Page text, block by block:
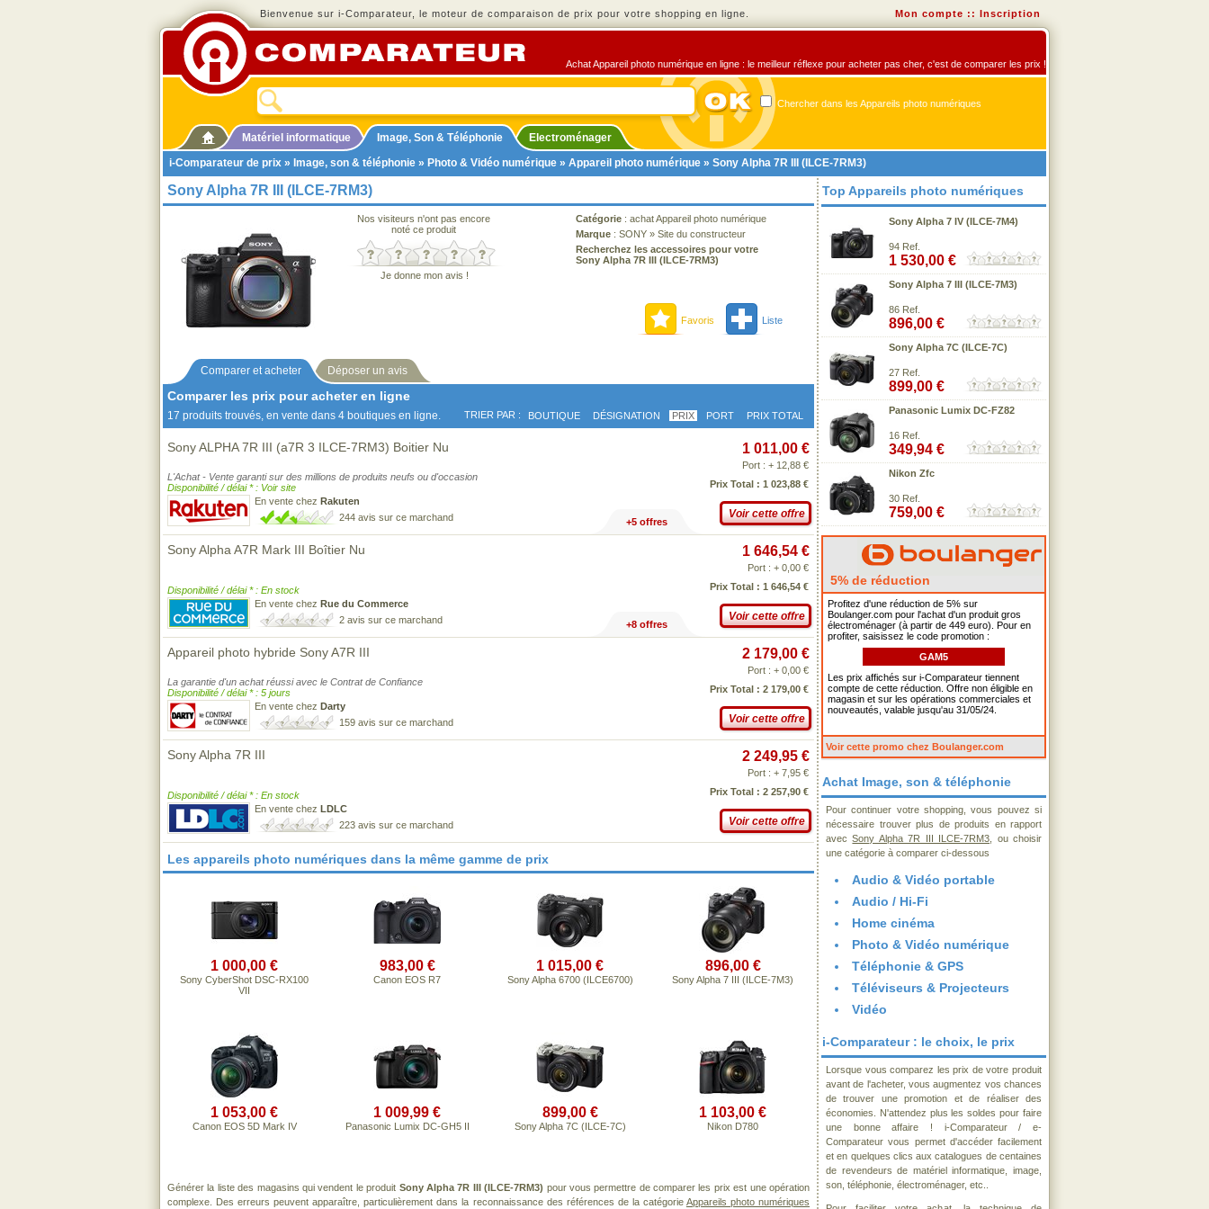
Bienvenue sur i-Comparateur, le moteur de comparaison de prix pour votre shopping en ligne. Mon compte :: Inscription
Achat Appareil photo numérique en ligne : le meilleur réflexe pour acheter pas cher, c'est de comparer les prix !
Chercher dans les Appareils photo numériques
Matériel informatique Image, Son & Téléphonie
Electroménager
i-Comparateur de prix » Image, son & téléphonie » Photo & Vidéo numérique » Appareil photo numérique » Sony Alpha 7R III (ILCE-7RM3)
Sony Alpha 7R III (ILCE-7RM3)
Nos visiteurs n'ont pas encore
noté ce produit
Je donne mon avis !
Catégorie : achat Appareil photo numérique
Marque : SONY » Site du constructeur
Recherchez les accessoires pour votre
Sony Alpha 7R III (ILCE-7RM3)
Favoris Liste
Comparer et acheter Déposer un avis
Comparer les prix pour acheter en ligne
17 produits trouvés, en vente dans 4 boutiques en ligne. TRIER PAR : BOUTIQUE DÉSIGNATION PRIX PORT PRIX TOTAL
Sony ALPHA 7R III (a7R 3 ILCE-7RM3) Boitier Nu
L'Achat - Vente garanti sur des millions de produits neufs ou d'occasion
Disponibilité / délai * : Voir site
En vente chez Rakuten
244 avis sur ce marchand
1 011,00 €
Port : + 12,88 €
Prix Total : 1 023,88 €
Voir cette offre
+5 offres
Sony Alpha A7R Mark III Boîtier Nu
Disponibilité / délai * : En stock
En vente chez Rue du Commerce
2 avis sur ce marchand
1 646,54 €
Port : + 0,00 €
Prix Total : 1 646,54 €
Voir cette offre
+8 offres
Appareil photo hybride Sony A7R III
La garantie d'un achat réussi avec le Contrat de Confiance
Disponibilité / délai * : 5 jours
En vente chez Darty
159 avis sur ce marchand
2 179,00 €
Port : + 0,00 €
Prix Total : 2 179,00 €
Voir cette offre
Sony Alpha 7R III
Disponibilité / délai * : En stock
En vente chez LDLC
223 avis sur ce marchand
2 249,95 €
Port : + 7,95 €
Prix Total : 2 257,90 €
Voir cette offre
Les appareils photo numériques dans la même gamme de prix
1 000,00 €
Sony CyberShot DSC-RX100
VII
983,00 €
Canon EOS R7
1 015,00 €
Sony Alpha 6700 (ILCE6700)
896,00 €
Sony Alpha 7 III (ILCE-7M3)
1 053,00 €
Canon EOS 5D Mark IV
1 009,99 €
Panasonic Lumix DC-GH5 II
899,00 €
Sony Alpha 7C (ILCE-7C)
1 103,00 €
Nikon D780
Générer la liste des magasins qui vendent le produit Sony Alpha 7R III (ILCE-7RM3) pour vous permettre de comparer les prix est une opération
complexe. Des erreurs peuvent apparaître, particulièrement dans la reconnaissance des références de la catégorie Appareils photo numériques
Top Appareils photo numériques
Sony Alpha 7 IV (ILCE-7M4)
94 Ref.
1 530,00 €
Sony Alpha 7 III (ILCE-7M3)
86 Ref.
896,00 €
Sony Alpha 7C (ILCE-7C)
27 Ref.
899,00 €
Panasonic Lumix DC-FZ82
16 Ref.
349,94 €
Nikon Zfc
30 Ref.
759,00 €
5% de réduction
Profitez d'une réduction de 5% sur
Boulanger.com pour l'achat d'un produit gros
électroménager (à partir de 449 euro). Pour en
profiter, saisissez le code promotion :
GAM5
Les prix affichés sur i-Comparateur tiennent
compte de cette réduction. Offre non éligible en
magasin et sur les opérations commerciales et
nouveautés, valable jusqu'au 31/05/24.
Voir cette promo chez Boulanger.com
Achat Image, son & téléphonie
Pour continuer votre shopping, vous pouvez si
nécessaire trouver plus de produits en rapport
avecSony Alpha 7R III ILCE-7RM3 , ou choisir
une catégorie à comparer ci-dessous
Audio & Vidéo portable
Audio / Hi-Fi
Home cinéma
Photo & Vidéo numérique
Téléphonie & GPS
Téléviseurs & Projecteurs
Vidéo
i-Comparateur : le choix, le prix
Lorsque vous comparez les prix de votre produit
avant de l'acheter, vous augmentez vos chances
de trouver une promotion et de réaliser des
économies. N'attendez plus les soldes pour faire
une bonne affaire ! i-Comparateur / e-
Comparateur vous permet d'accéder facilement
et en quelques clics aux catalogues de centaines
de revendeurs de matériel informatique, image,
son, téléphonie, électroménager, etc..